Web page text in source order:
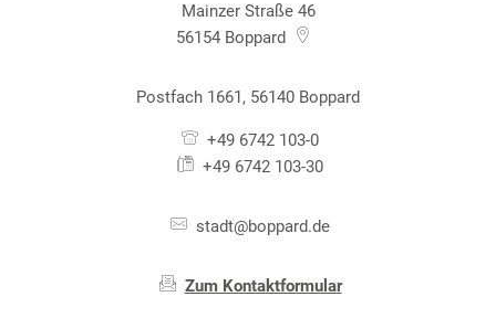
Mainzer Straße 46
56154 Boppard
Postfach 1661, 56140 Boppard
+49 6742 103-0
+49 6742 103-30
stadt@boppard.de
Zum Kontaktformular